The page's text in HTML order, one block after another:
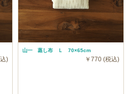
)
山一 蒸し布 Ｌ 70×65cm
￥770 (税込)